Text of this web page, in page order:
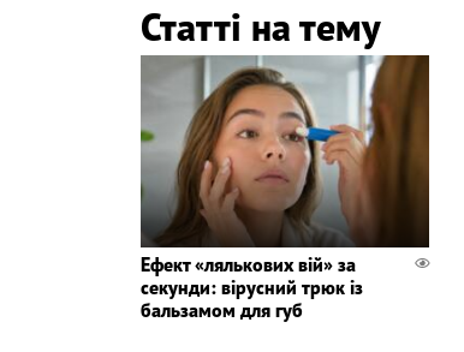
Статті на тему
Ефект «лялькових вій» за
секунди: вірусний трюк із
бальзамом для губ